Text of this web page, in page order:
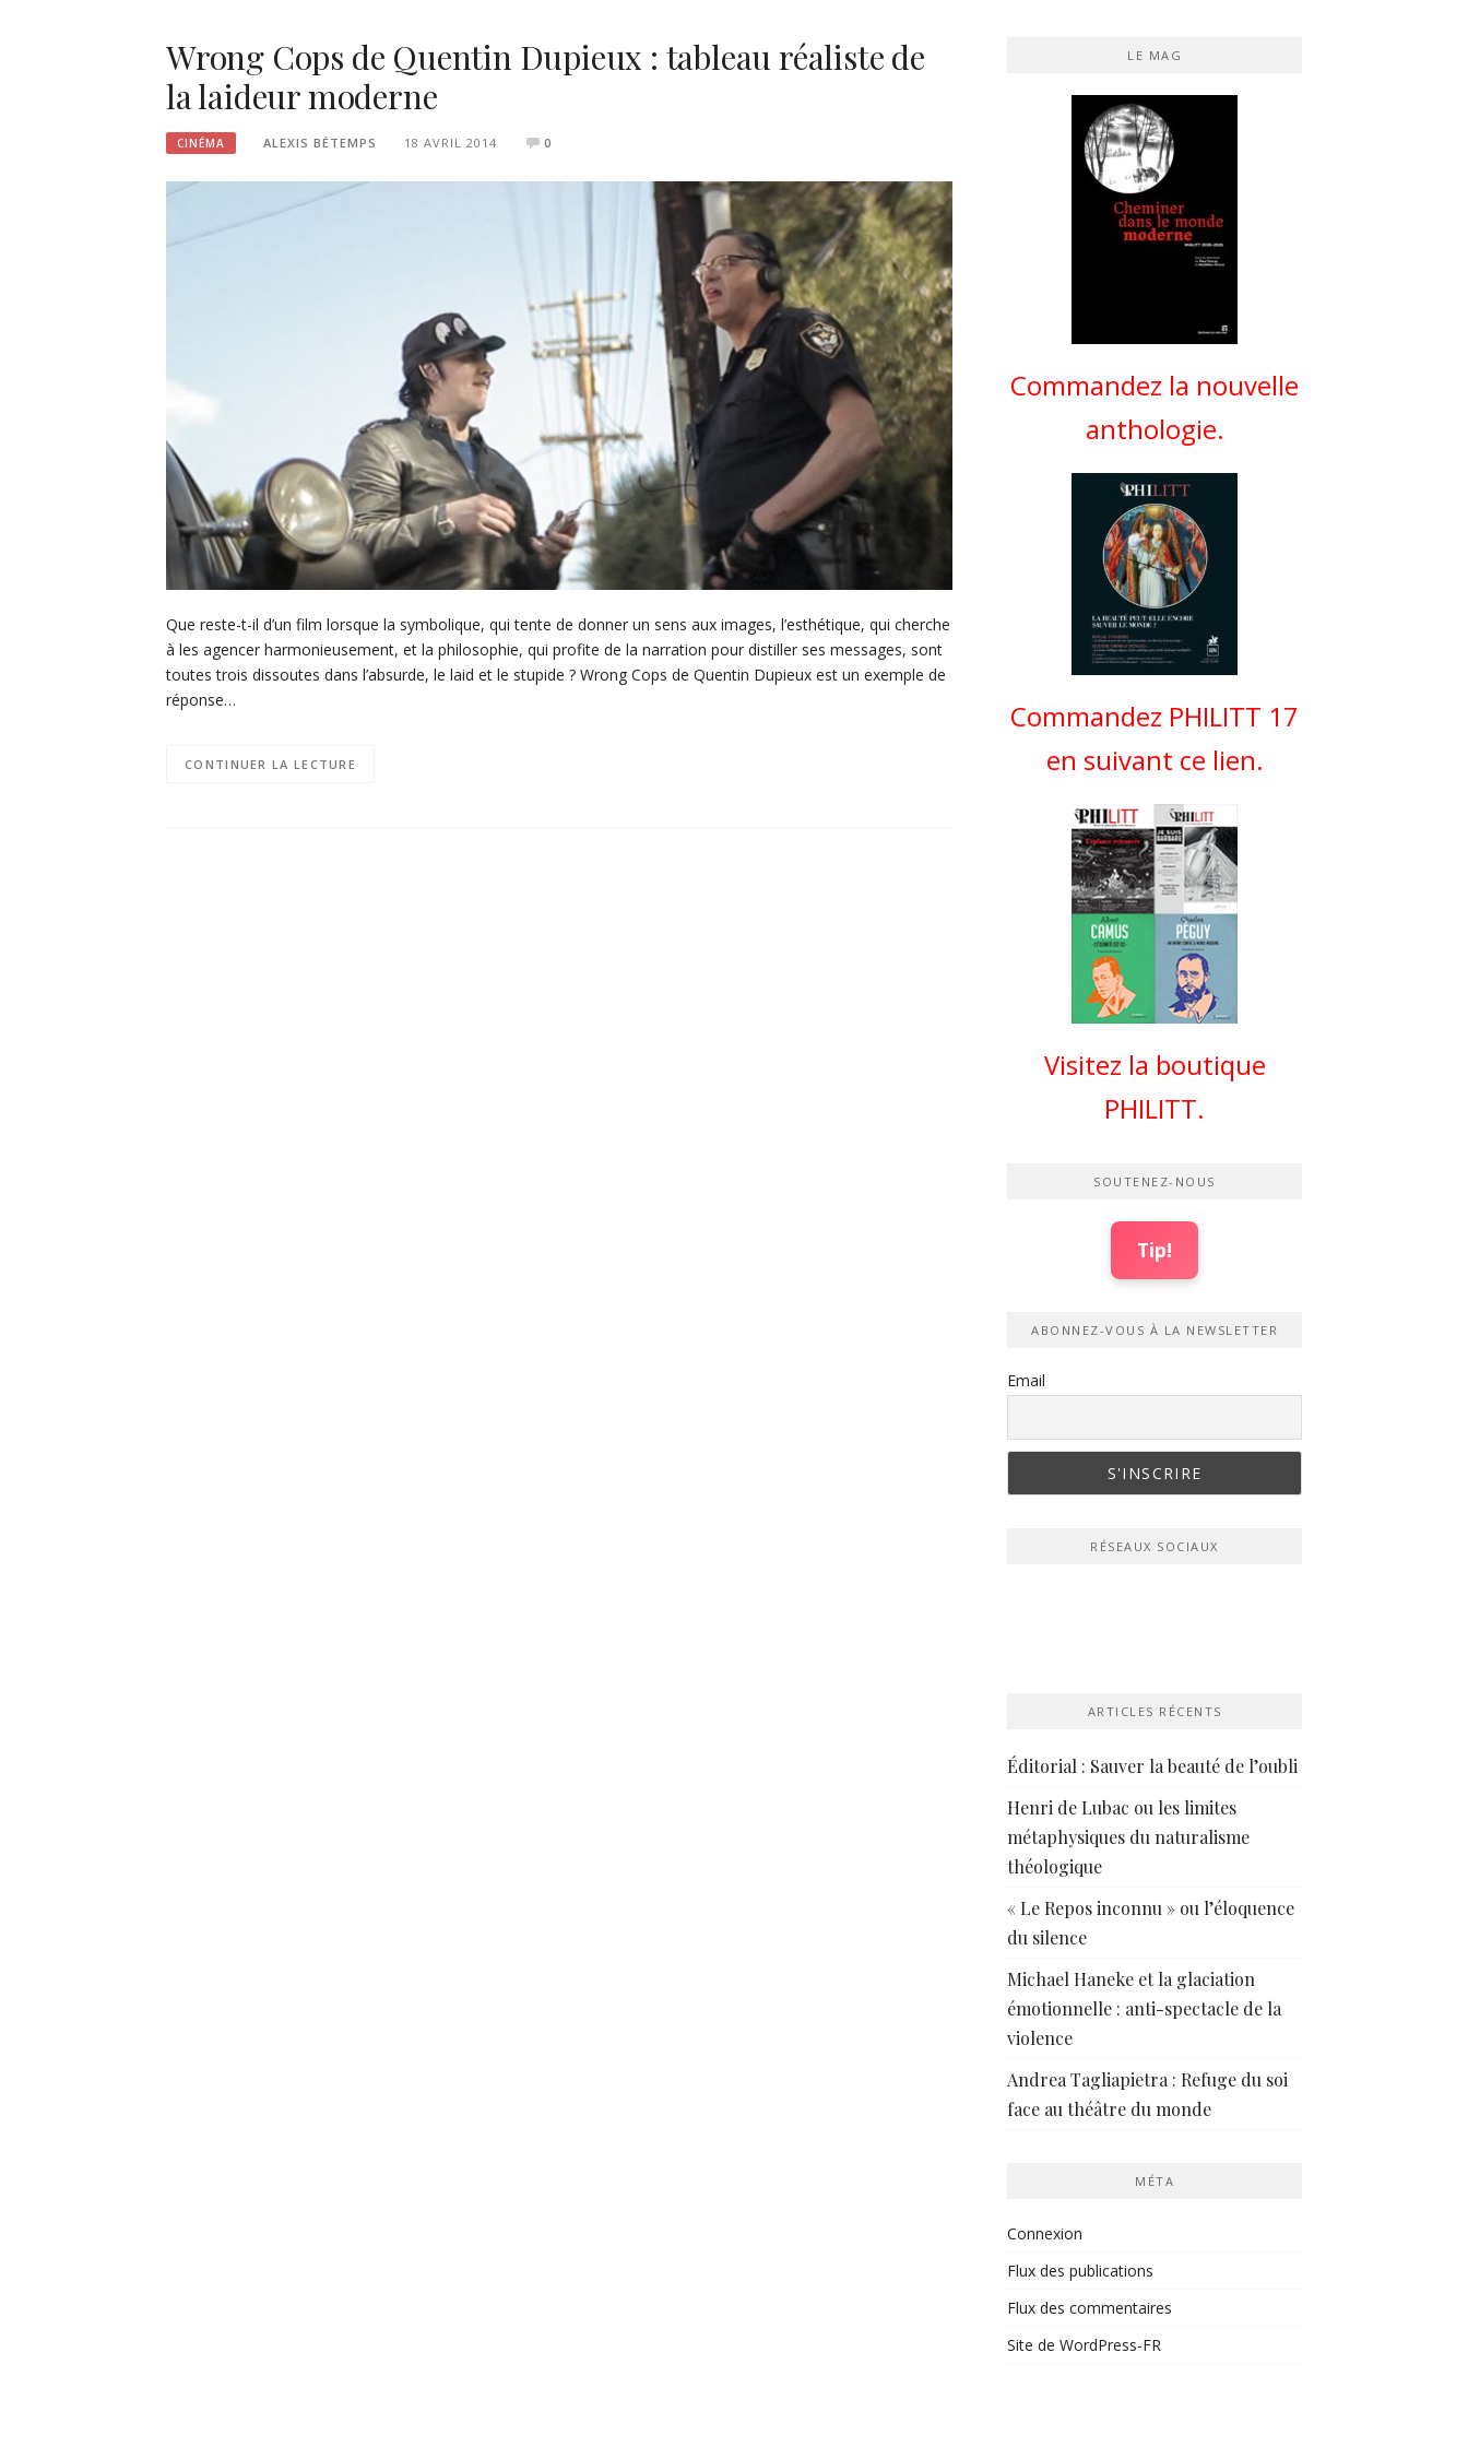
Wrong Cops de Quentin Dupieux : tableau réaliste de
la laideur moderne
CINÉMA ALEXIS BÉTEMPS 18 AVRIL 2014 0
Que reste-t-il d’un film lorsque la symbolique, qui tente de donner un sens aux images, l’esthétique, qui cherche
à les agencer harmonieusement, et la philosophie, qui profite de la narration pour distiller ses messages, sont
toutes trois dissoutes dans l’absurde, le laid et le stupide ? Wrong Cops de Quentin Dupieux est un exemple de
réponse…
CONTINUER LA LECTURE
LE MAG
Commandez la nouvelle
anthologie.
Commandez PHILITT 17
en suivant ce lien.
Visitez la boutique
PHILITT.
SOUTENEZ-NOUS
Tip!
ABONNEZ-VOUS À LA NEWSLETTER
Email
RÉSEAUX SOCIAUX
ARTICLES RÉCENTS
Éditorial : Sauver la beauté de l’oubli
Henri de Lubac ou les limites
métaphysiques du naturalisme
théologique
« Le Repos inconnu » ou l’éloquence
du silence
Michael Haneke et la glaciation
émotionnelle : anti-spectacle de la
violence
Andrea Tagliapietra : Refuge du soi
face au théâtre du monde
MÉTA
Connexion
Flux des publications
Flux des commentaires
Site de WordPress-FR